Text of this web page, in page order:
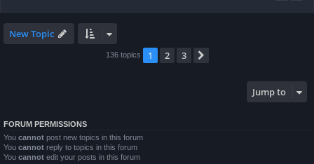
New Topic
136 topics 1 2 3
Jump to
FORUM PERMISSIONS
You cannot post new topics in this forum
You cannot reply to topics in this forum
You cannot edit your posts in this forum